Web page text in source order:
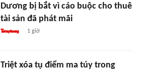
Dương bị bắt vì cáo buộc cho thuê
tài sản đã phát mãi
1 giờ
Triệt xóa tụ điểm ma túy trong